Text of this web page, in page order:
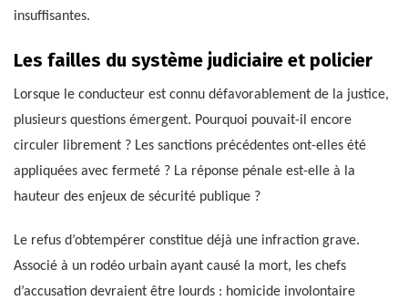
insuffisantes.
Les failles du système judiciaire et policier
Lorsque le conducteur est connu défavorablement de la justice,
plusieurs questions émergent. Pourquoi pouvait-il encore
circuler librement ? Les sanctions précédentes ont-elles été
appliquées avec fermeté ? La réponse pénale est-elle à la
hauteur des enjeux de sécurité publique ?
Le refus d’obtempérer constitue déjà une infraction grave.
Associé à un rodéo urbain ayant causé la mort, les chefs
d’accusation devraient être lourds : homicide involontaire